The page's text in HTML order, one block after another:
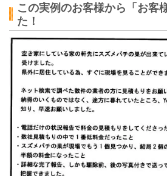
この実例のお客様から「お客
た！